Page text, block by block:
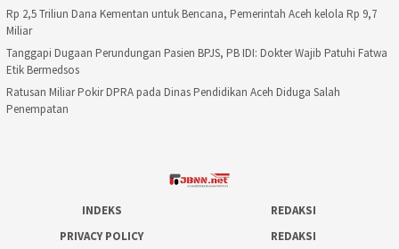
Rp 2,5 Triliun Dana Kementan untuk Bencana, Pemerintah Aceh kelola Rp 9,7
Miliar
Tanggapi Dugaan Perundungan Pasien BPJS, PB IDI: Dokter Wajib Patuhi Fatwa
Etik Bermedsos
Ratusan Miliar Pokir DPRA pada Dinas Pendidikan Aceh Diduga Salah
Penempatan
INDEKS
REDAKSI
PRIVACY POLICY
REDAKSI